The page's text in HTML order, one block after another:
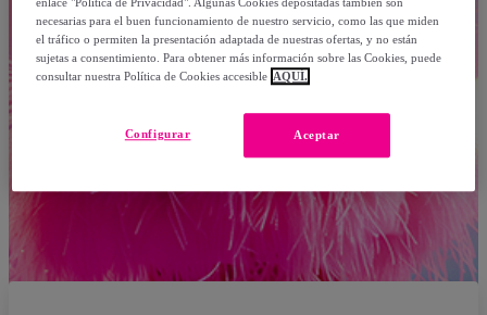
enlace "Política de Privacidad". Algunas Cookies depositadas también son
necesarias para el buen funcionamiento de nuestro servicio, como las que miden
el tráfico o permiten la presentación adaptada de nuestras ofertas, y no están
sujetas a consentimiento. Para obtener más información sobre las Cookies, puede
consultar nuestra Política de Cookies accesible AQUÍ.
Aceptar
Configurar